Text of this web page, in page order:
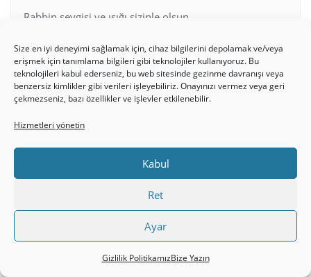
Size en iyi deneyimi sağlamak için, cihaz bilgilerini depolamak ve/veya
erişmek için tanımlama bilgileri gibi teknolojiler kullanıyoruz. Bu
teknolojileri kabul ederseniz, bu web sitesinde gezinme davranışı veya
benzersiz kimlikler gibi verileri işleyebiliriz. Onayınızı vermez veya geri
çekmezseniz, bazı özellikler ve işlevler etkilenebilir.
Hizmetleri yönetin
Kabul
Ret
Ayar
Gizlilik PolitikamızBize Yazın
Rabbin sevgisi ve ışığı sizinle olsun.
Lütuf, İsa Mesih’i sevenlere ölümsüz sevgiyle !
Bütün dünyayı kazansan yararı ne olur ? isasiyahbeyaz
rabbe hamdolsun
Yazar